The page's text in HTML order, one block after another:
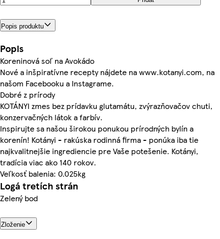
Popis produktu
Popis
Koreninová soľ na Avokádo
Nové a inšpiratívne recepty nájdete na www.kotanyi.com, na
našom Facebooku a Instagrame.
Dobré z prírody
KOTÁNYI zmes bez prídavku glutamátu, zvýrazňovačov chuti,
konzervačných látok a farbív.
Inspirujte sa našou širokou ponukou prírodných bylín a
korenín! Kotányi - rakúska rodinná firma - ponúka iba tie
najkvalitnejšie ingrediencie pre Vaše potešenie. Kotányi,
tradícia viac ako 140 rokov.
Veľkosť balenia: 0.025kg
Logá tretích strán
Zelený bod
Zloženie